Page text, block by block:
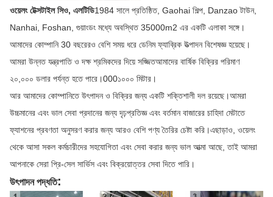
ওয়েলং টেক্সটাইল সিও, এলটিডি1984 সালে প্রতিষ্ঠিত, Gaohai শিল্প, Danzao টাউন,
Nanhai, Foshan, গুয়াংডং মধ্যে অবস্থিত 35000m2 এর একটি এলাকা সঙ্গে।
আমাদের কোম্পানি 30 বছরেরও বেশি সময় ধরে ডেনিম ফ্যাব্রিক উত্পাদন বিশেষজ্ঞ হয়েছে।
আমরা উন্নত যন্ত্রপাতি ও দক্ষ শ্রমিকদের দিয়ে সজ্জিতআমাদের বার্ষিক বিক্রির পরিমাণ
২০,০০০ ডলার পর্যন্ত হতে পারে।000১০০০ মিটার।
আর আমাদের কোম্পানিতে উৎপাদন ও বিক্রির জন্য একটি শক্তিশালী দল রয়েছে।আমরা
উচ্চমানের এবং ভাল সেবা প্রদানের জন্য দৃঢ়প্রতিজ্ঞ এবং বর্তমান বাজারের চাহিদা মেটাতে
ফ্যাশনের প্রবণতা অনুসরণ করার জন্য আরও বেশি পণ্য তৈরির চেষ্টা করি।এছাড়াও, ওয়েলং
থেকে আসা সকল কর্মচারীদের সহযোগিতা এবং সেবা করার জন্য ভাল আত্মা আছে, তাই আমরা
আপনাকে সেরা প্রি-সেল সার্ভিস এবং বিক্রয়োত্তর সেবা দিতে পারি।
উৎপাদন পদ্ধতি: